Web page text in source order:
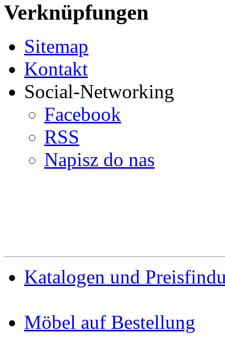
Verknüpfungen
Sitemap
Kontakt
Social-Networking
Facebook
RSS
Napisz do nas
Katalogen und
Möbel auf Bestellung